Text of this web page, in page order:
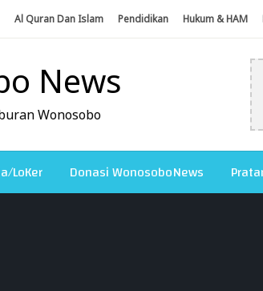
Al Quran Dan Islam Pendidikan Hukum & HAM
News
Wonosobo
LoKer Donasi WonosoboNews